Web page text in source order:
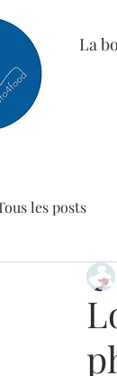
La
les posts